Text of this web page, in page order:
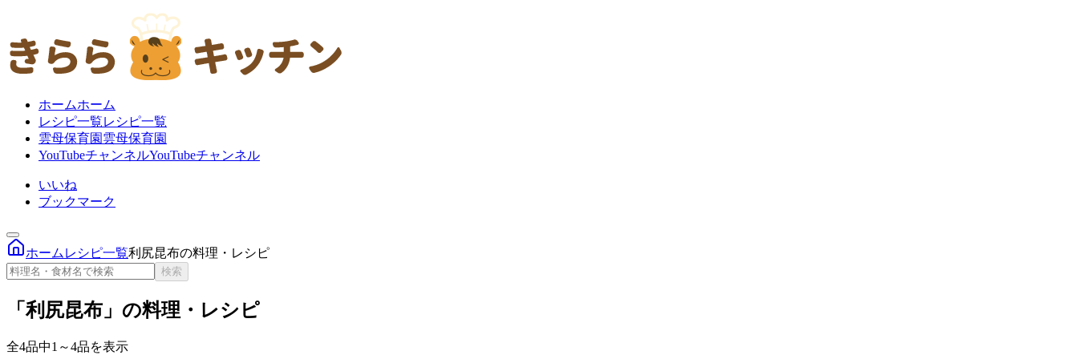
ホームホーム
レシピ一覧レシピ一覧
雲母保育園 雲母保育園
YouTubeチャンネルYouTubeチャンネル
いいね
ブックマーク
ホーム レシピ一覧利尻昆布の料理・レシピ
検索
「利尻昆布」の料理・レシピ
全4品中1～4品を表示